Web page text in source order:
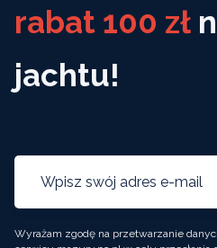
rabat 100 zł
jachtu!
Wyrażam zgodę na przetwarzanie